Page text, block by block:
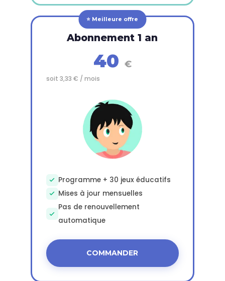
Abonnement 1 an
40 €
soit 3,33 € / mois
Programme + 30 jeux éducatifs
Mises à jour mensuelles
Pas de renouvellement
automatique
COMMANDER